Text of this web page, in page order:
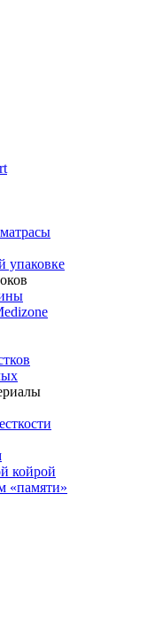
упаковке
койрой
«памяти»